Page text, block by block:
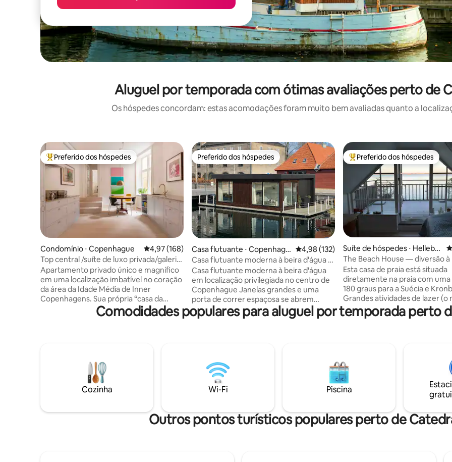
Aluguel por temporada com ótimas avaliações perto de
Os hóspedes concordam: estas acomodações foram muito bem avaliadas quanto a
Entre os melhores preferidos dos hóspedes
Preferido dos hóspedes
Condomínio ⋅ Copenhague 4,97 de uma avaliação média de 5, 168 avaliações
4,97 (168)
Top central /suíte de luxo privada/galeria
de arte
Apartamento privado único e magnífico
em uma localização imbatível no coração
da área da Idade Média de Inner
Copenhagens. Sua própria “casa da
cidade” com uma entrada privativa de
uma rua lateral tranquila. Um luxo de alta
madeira, tetos altos, arte
contemporânea. Propriedade histórica
construída em 1789, uma vez um teatro
Este espaço também é perfeito para
trabalho de períodos mais longos ou mais
Preferido dos hóspedes
Preferido dos hóspedes
Casa flutuante ⋅ Copenhagu
e
4,98 de uma avaliação média de 5, 132
4,98 (132)
Casa flutuante moderna à beira d'água ·
Região central nobre
Casa flutuante moderna à beira d'água
em localização privilegiada no centro de
Copenhague Janelas grandes e uma
porta de correr espaçosa se abrem
diretamente para a água, criando um
espaço de estar luminoso e tranquilo. A
centro da cidade, restaurantes e
atrações culturais. Serviços opcionais,
como traslado do aeroporto e transporte
com motorista particular, estão
Entre os melhores preferidos
Preferido dos hóspedes
Suíte de hóspedes ⋅ Hellebæ
k
The Beach House — diversão à
água
Esta casa de praia está situada
diretamente na praia com uma
180 graus para a Suécia e
Grandes atividades de lazer (o
floresta, lagos, Castelo de
Søfartsmuseet (Atração da
estrada está a floresta
Teglstruphegn com grandes
antigos. Muito romântico. Este
lugar para estar atento. Muitos
ficam apenas para apreciar a
Comodidades populares para aluguel por temporada perto
Cozinha Wi-Fi Piscina
Outros pontos turísticos populares perto de